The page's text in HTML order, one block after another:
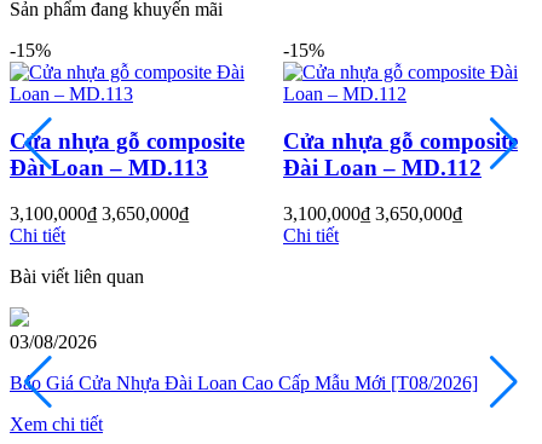
Cửa Gỗ HDF
Sản phẩm đang khuyến mãi
₫
Cửa nhựa gỗ composite
Đài Loan – MD.112
3,100,000 3,650,000₫
Cửa nhựa gỗ
Đài Loan –
3,100,000
Bài viết liên quan
Cấp Mẫu Mới [T08/2026]
10+ Mẫu cửa thép vân gỗ 1